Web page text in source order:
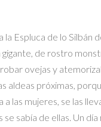
la Espluca de lo Silbán
gigante, de rostro
ovejas y
aldeas próximas,
a las mujeres, se las
se sabía de ellas. Un